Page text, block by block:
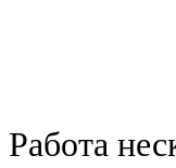
Работа